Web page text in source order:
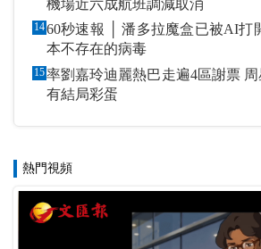
機場近六成航班調減取消
1460秒速報 │ 潘多拉魔盒已被AI打開 美國團隊創16
本不存在的病毒
15率劉嘉玲迪麗熱巴走遍4區謝票 周星馳向香港送上獨
有結局彩蛋
熱門視頻